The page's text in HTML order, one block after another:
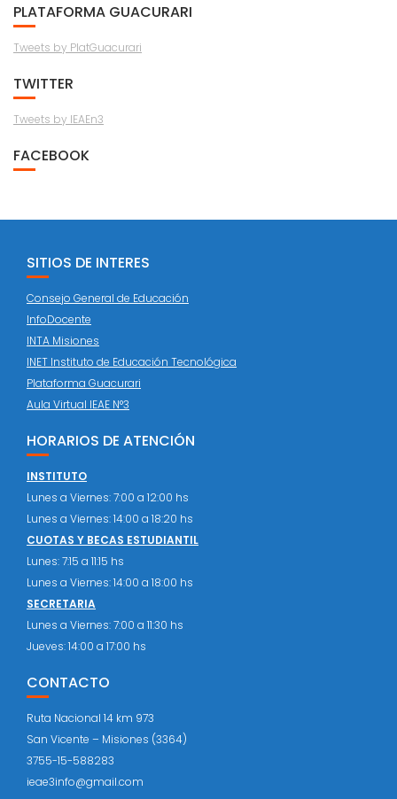
PLATAFORMA GUACURARI
Tweets by PlatGuacurari
TWITTER
Tweets by IEAEn3
FACEBOOK
SITIOS DE INTERES
Consejo General de Educación
InfoDocente
INTA Misiones
INET Instituto de Educación Tecnológica
Plataforma Guacurari
Aula Virtual IEAE N°3
HORARIOS DE ATENCIÓN
INSTITUTO
Lunes a Viernes: 7:00 a 12:00 hs
Lunes a Viernes: 14:00 a 18:20 hs
CUOTAS Y BECAS ESTUDIANTIL
Lunes: 7:15 a 11:15 hs
Lunes a Viernes: 14:00 a 18:00 hs
SECRETARIA
Lunes a Viernes: 7:00 a 11:30 hs
Jueves: 14:00 a 17:00 hs
CONTACTO
Ruta Nacional 14 km 973
San Vicente – Misiones (3364)
3755-15-588283
ieae3info@gmail.com